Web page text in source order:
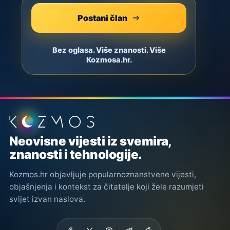
Postani član
Bez oglasa. Više znanosti. Više
Kozmosa.hr.
Podnožje stranice
Neovisne vijesti iz svemira,
znanosti i tehnologije.
Kozmos.hr objavljuje popularnoznanstvene vijesti,
objašnjenja i kontekst za čitatelje koji žele razumjeti
svijet izvan naslova.